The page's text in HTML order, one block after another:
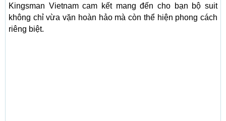
Kingsman Vietnam cam kết mang đến cho bạn bộ suit
không chỉ vừa vặn hoàn hảo mà còn thể hiện phong cách
riêng biệt.